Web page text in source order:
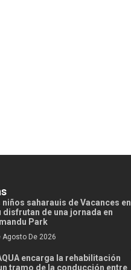
niños saharauis de Vacances en
disfrutan de una jornada en
Park
Agosto De 2026
encarga la rehabilitación
tramo de la conducción entre